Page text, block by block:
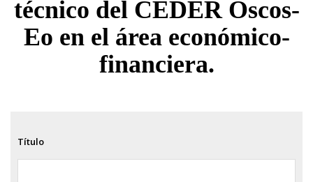
la
navegación
técnico del CEDER Oscos-
Eo en el área económico-
financiera.
Título